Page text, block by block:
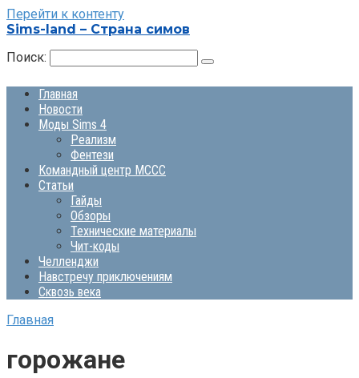
Перейти к контенту
Sims-land – Страна симов
Поиск:
Главная
Новости
Моды Sims 4
Реализм
Фентези
Командный центр MCCC
Статьи
Гайды
Обзоры
Технические материалы
Чит-коды
Челленджи
Навстречу приключениям
Сквозь века
Главная
горожане